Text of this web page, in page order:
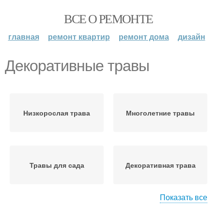
ВСЕ О РЕМОНТЕ
главная ремонт квартир ремонт дома дизайн
Декоративные травы
Низкорослая трава Многолетние травы
Травы для сада Декоративная трава
Показать все